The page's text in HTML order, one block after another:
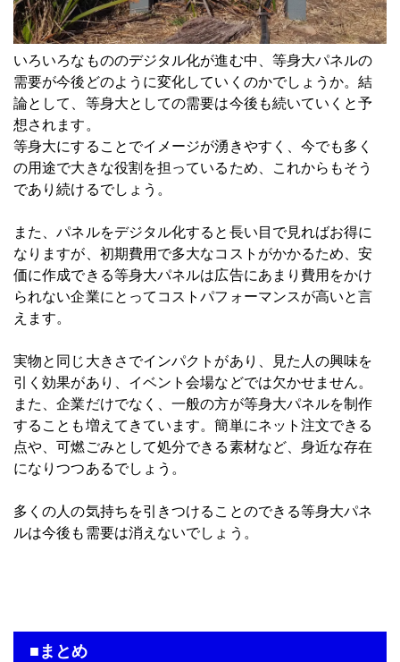
いろいろなもののデジタル化が進む中、等身大パネルの
需要が今後どのように変化していくのかでしょうか。結
論として、等身大としての需要は今後も続いていくと予
想されます。
等身大にすることでイメージが湧きやすく、今でも多く
の用途で大きな役割を担っているため、これからもそう
であり続けるでしょう。
また、パネルをデジタル化すると長い目で見ればお得に
なりますが、初期費用で多大なコストがかかるため、安
価に作成できる等身大パネルは広告にあまり費用をかけ
られない企業にとってコストパフォーマンスが高いと言
えます。
実物と同じ大きさでインパクトがあり、見た人の興味を
引く効果があり、イベント会場などでは欠かせません。
また、企業だけでなく、一般の方が等身大パネルを制作
することも増えてきています。簡単にネット注文できる
点や、可燃ごみとして処分できる素材など、身近な存在
になりつつあるでしょう。
多くの人の気持ちを引きつけることのできる等身大パネ
ルは今後も需要は消えないでしょう。
■まとめ